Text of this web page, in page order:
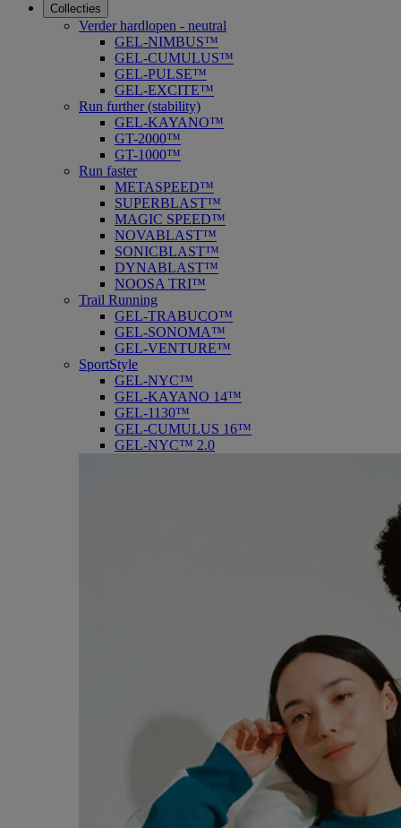
Collecties
Verder hardlopen - neutral
GEL-NIMBUS™
GEL-CUMULUS™
GEL-PULSE™
GEL-EXCITE™
Run further (stability)
GEL-KAYANO™
GT-2000™
GT-1000™
Run faster
METASPEED™
SUPERBLAST™
MAGIC SPEED™
NOVABLAST™
SONICBLAST™
DYNABLAST™
NOOSA TRI™
Trail Running
GEL-TRABUCO™
GEL-SONOMA™
GEL-VENTURE™
SportStyle
GEL-NYC™
GEL-KAYANO 14™
GEL-1130™
GEL-CUMULUS 16™
GEL-NYC™ 2.0